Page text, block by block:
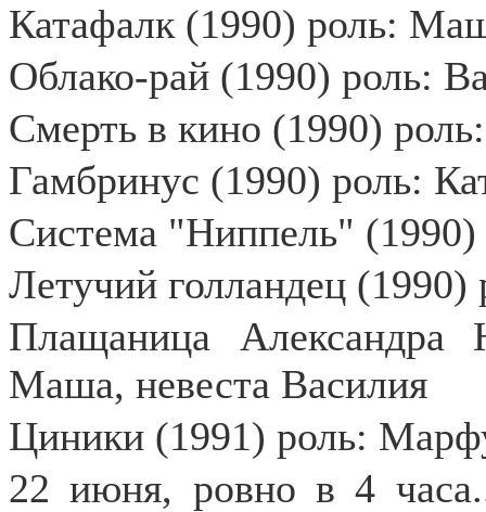
Катафалк (1990) роль:
Облако-рай (1990) роль:
Смерть в кино (1990)
Гамбринус (1990) роль:
Система "Ниппель" (1990)
Летучий голландец
Плащаница Александра
Маша, невеста Василия
Циники (1991) роль:
22 июня, ровно в 4